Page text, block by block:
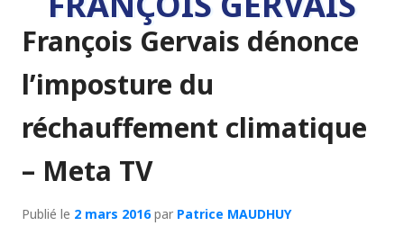
François Gervais dénonce
l’imposture du
réchauffement climatique
– Meta TV
Publié le 2 mars 2016par Patrice MAUDHUY